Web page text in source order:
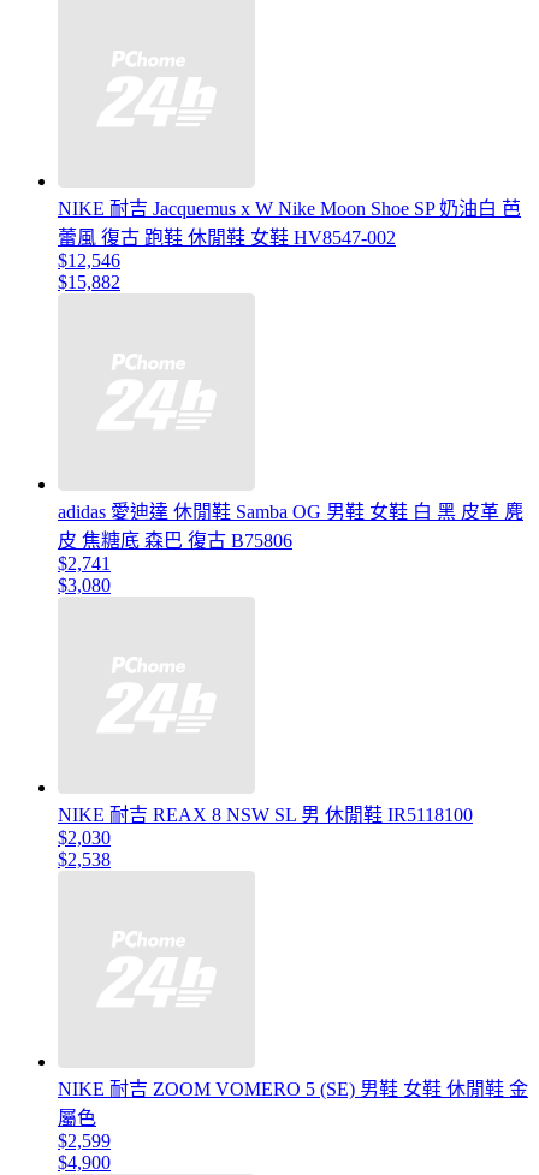
NIKE 耐吉 Jacquemus x W Nike Moon Shoe SP 奶油白 芭
蕾風 復古 跑鞋 休閒鞋 女鞋 HV8547-002
$12,546
$15,882
adidas 愛迪達 休閒鞋 Samba OG 男鞋 女鞋 白 黑 皮革 麂
皮 焦糖底 森巴 復古 B75806
$2,741
$3,080
NIKE 耐吉 REAX 8 NSW SL 男 休閒鞋 IR5118100
$2,030
$2,538
NIKE 耐吉 ZOOM VOMERO 5 (SE) 男鞋 女鞋 休閒鞋 金
屬色
$2,599
$4,900